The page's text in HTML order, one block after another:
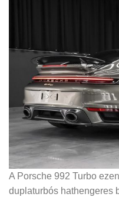
A Porsche 992 Turbo
duplaturbós hathengeres